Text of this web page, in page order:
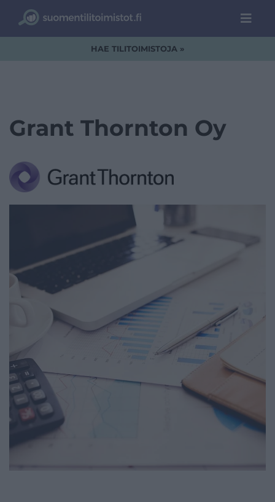
HAE TILITOIMISTOJA »
Grant Thornton Oy